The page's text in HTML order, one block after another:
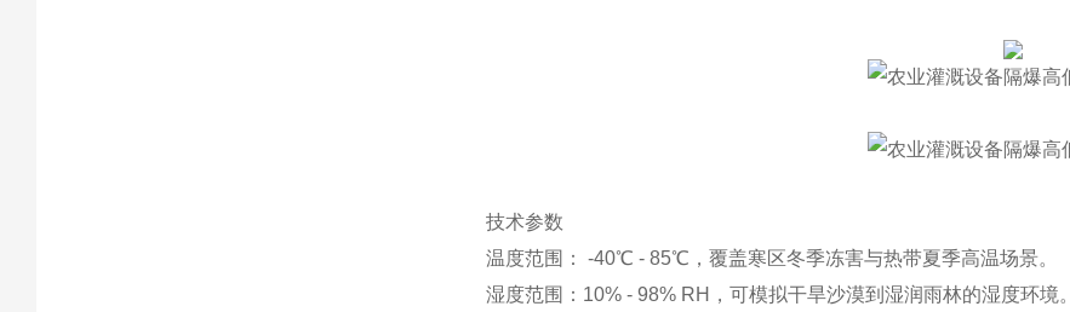
技术参数
温度范围： -40℃ - 85℃，覆盖寒区冬季冻害与热带夏季高温场景。
湿度范围：10% - 98% RH，可模拟干旱沙漠到湿润雨林的湿度环境。